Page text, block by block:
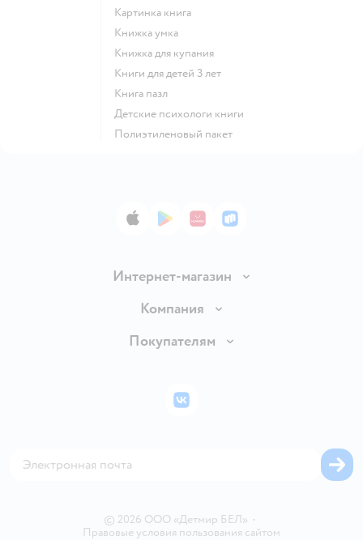
картинка книга
книжка умка
книжка для купания
книги для детей 3 лет
книга пазл
детские психологи книги
полиэтиленовый пакет
App StoreGoogle Play
AppGallery
RuStore
Интернет-магазин
Доставка и оплата
Правила продажи
Политика использования файлов cookie
Компания
Вакансии
Покупателям
Бонусные карты
© 2026 ООО «Детмир БЕЛ» •
Правовые условия пользования сайтом
ВКонтакте